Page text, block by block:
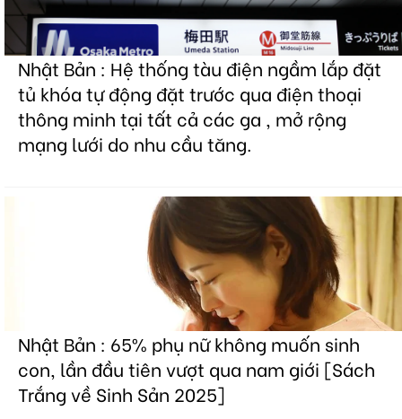
Nhật Bản : Hệ thống tàu điện ngầm lắp đặt
tủ khóa tự động đặt trước qua điện thoại
thông minh tại tất cả các ga , mở rộng
mạng lưới do nhu cầu tăng.
Nhật Bản : 65% phụ nữ không muốn sinh
con, lần đầu tiên vượt qua nam giới [Sách
Trắng về Sinh Sản 2025]